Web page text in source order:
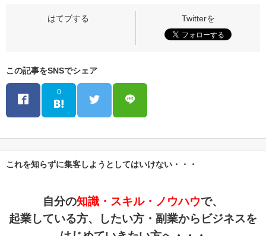
この記事をSNSでシェア
0
これを知らずに集客しようとしてはいけない・・・
自分の知識・スキル・ノウハウで、
起業している方、したい方・副業からビジネスを